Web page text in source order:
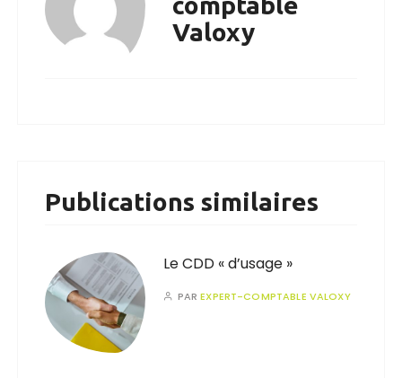
Valoxy
Publications similaires
Le CDD « d’usage »
PAREXPERT-COMPTABLE VALOXY